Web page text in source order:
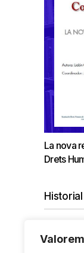
La nova
Drets
No hi ha